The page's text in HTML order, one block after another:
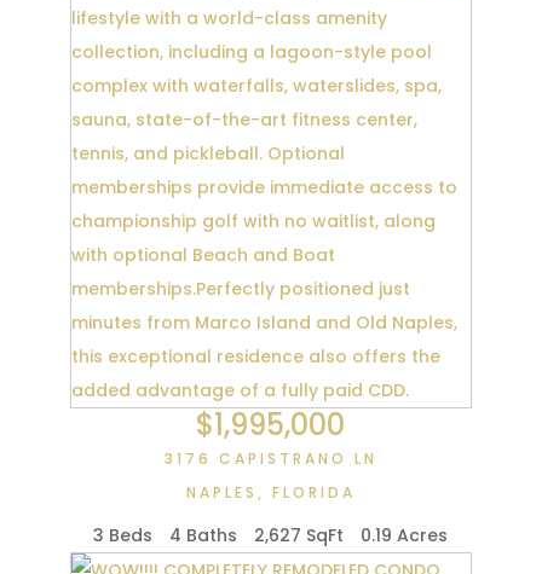
$1,995,000
3176 CAPISTRANO LN
NAPLES , FLORIDA
3 Beds 4 Baths 2,627 SqFt 0.19 Acres